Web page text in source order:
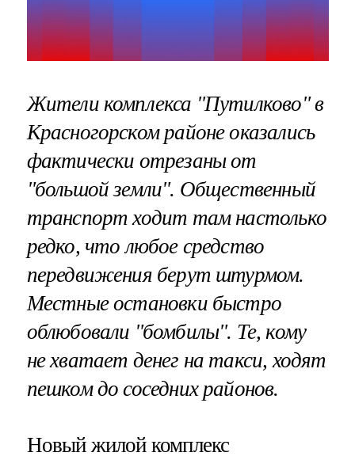
Жители комплекса "Путилково" в
Красногорском районе оказались
фактически отрезаны от
"большой земли". Общественный
транспорт ходит там настолько
редко, что любое средство
передвижения берут штурмом.
Местные остановки быстро
облюбовали "бомбилы". Те, кому
не хватает денег на такси, ходят
пешком до соседних районов.
Новый жилой комплекс